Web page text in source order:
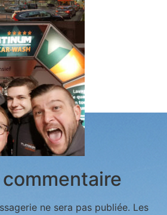
ne sera pas publiée. Les